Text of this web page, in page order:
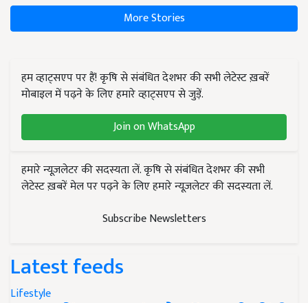
More Stories
हम व्हाट्सएप पर हैं! कृषि से संबंधित देशभर की सभी लेटेस्ट ख़बरें
मोबाइल में पढ़ने के लिए हमारे व्हाट्सएप से जुड़ें.
Join on WhatsApp
हमारे न्यूज़लेटर की सदस्यता लें. कृषि से संबंधित देशभर की सभी
लेटेस्ट ख़बरें मेल पर पढ़ने के लिए हमारे न्यूज़लेटर की सदस्यता लें.
Subscribe Newsletters
Latest feeds
Lifestyle